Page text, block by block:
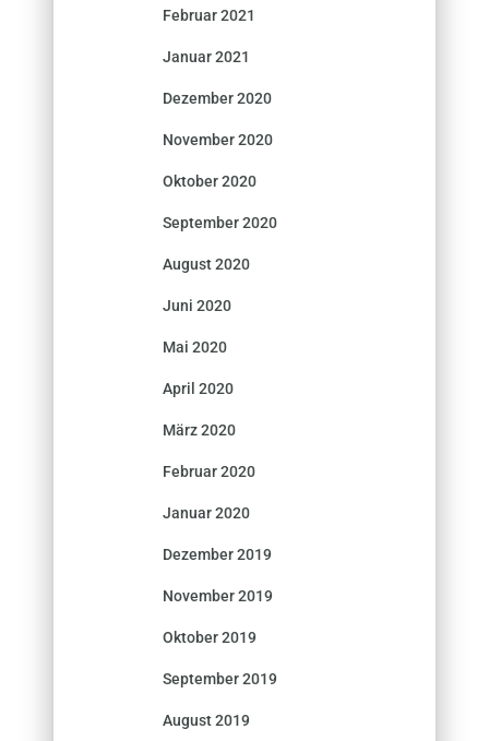
Februar 2021
Januar 2021
Dezember 2020
November 2020
Oktober 2020
September 2020
August 2020
Juni 2020
Mai 2020
April 2020
März 2020
Februar 2020
Januar 2020
Dezember 2019
November 2019
Oktober 2019
September 2019
August 2019